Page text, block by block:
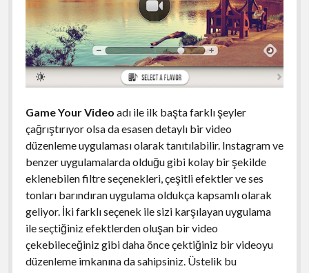
Game Your Video adı ile ilk başta farklı şeyler
çağrıştırıyor olsa da esasen detaylı bir video
düzenleme uygulaması olarak tanıtılabilir. Instagram ve
benzer uygulamalarda olduğu gibi kolay bir şekilde
eklenebilen filtre seçenekleri, çeşitli efektler ve ses
tonları barındıran uygulama oldukça kapsamlı olarak
geliyor. İki farklı seçenek ile sizi karşılayan uygulama
ile seçtiğiniz efektlerden oluşan bir video
çekebileceğiniz gibi daha önce çektiğiniz bir videoyu
düzenleme imkanına da sahipsiniz. Üstelik bu